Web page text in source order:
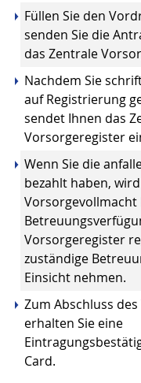
Füllen Sie den
senden Sie die
das Zentrale
Nachdem Sie
auf Registrierung
sendet Ihnen das
Vorsorgeregister
Wenn Sie die
bezahlt haben,
Vorsorgevollmacht
Vorsorgeregister
zuständige
Einsicht nehmen.
Zum Abschluss
erhalten Sie eine
Card.